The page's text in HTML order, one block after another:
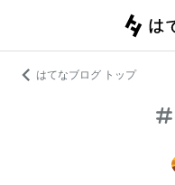
はてなブログ トップ